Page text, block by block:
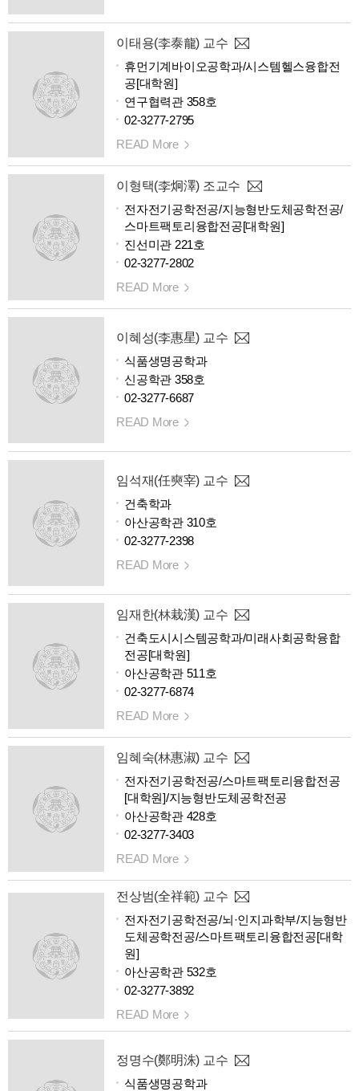
이태용(李泰龍) 교수
휴먼기계바이오공학과/시스템헬스융합전
공[대학원]
연구협력관 358호
02-3277-2795
READ More
이형택(李炯澤) 조교수
전자전기공학전공/지능형반도체공학전공/
스마트팩토리융합전공[대학원]
진선미관 221호
02-3277-2802
READ More
이혜성(李惠星) 교수
식품생명공학과
신공학관 358호
02-3277-6687
READ More
임석재(任奭宰) 교수
건축학과
아산공학관 310호
02-3277-2398
READ More
임재한(林栽漢) 교수
건축도시시스템공학과/미래사회공학융합
전공[대학원]
아산공학관 511호
02-3277-6874
READ More
임혜숙(林惠淑) 교수
전자전기공학전공/스마트팩토리융합전공
[대학원]/지능형반도체공학전공
아산공학관 428호
02-3277-3403
READ More
전상범(全祥範) 교수
전자전기공학전공/뇌·인지과학부/지능형반
도체공학전공/스마트팩토리융합전공[대학
원]
아산공학관 532호
02-3277-3892
READ More
정명수(鄭明洙) 교수
식품생명공학과